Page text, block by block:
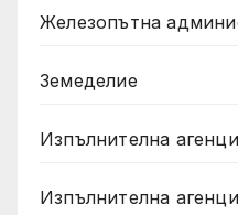
Железопътна
Земеделие
Изпълнителна
Изпълнителна